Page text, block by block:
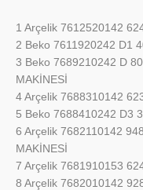
1 Arçelik 7612520142
2 Beko 7611920242 D1
3 Beko 7689210242 D
MAKİNESİ
4 Arçelik 7688310142
5 Beko 7688410242 D3
6 Arçelik 7682110142
MAKİNESİ
7 Arçelik 7681910153
8 Arçelik 7682010142